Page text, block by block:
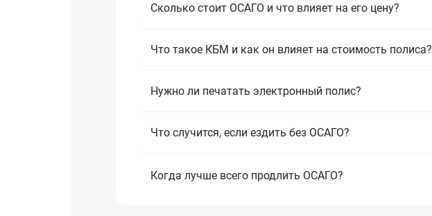
Сколько стоит ОСАГО и что влияет на его цену?
Что такое КБМ и как он влияет на стоимость полиса?
Нужно ли печатать электронный полис?
Что случится, если ездить без ОСАГО?
Когда лучше всего продлить ОСАГО?